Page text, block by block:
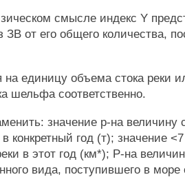
смысле индекс Y
ЗВ от его общего количества,
единицу объема стока реки
шельфа соответственно.
значение р-на величину
в конкретный год (т); значение
в этот год (км*); Р-на
вида, поступившего в